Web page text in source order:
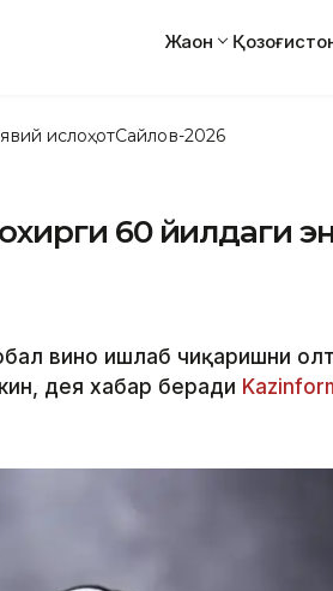
Жаҳон
ислоҳотСайлов-2026
60 йилдаги
вино ишлаб чиқаришни
дея хабар беради